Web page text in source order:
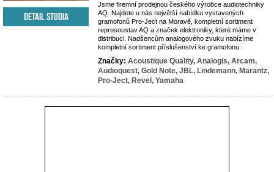
Jsme firemní prodejnou českého výrobce audiotechniky
AQ. Najdete u nás největší nabídku vystavených
gramofonů Pro-Ject na Moravě, kompletní sortiment
reprosoustav AQ a značek elektroniky, které máme v
distribuci. Nadšencům analogového zvuku nabízíme
kompletní sortiment příslušenství ke gramofonu.
Značky: Acoustique Quality, Analogis, Arcam,
Audioquest, Gold Note, JBL, Lindemann, Marantz,
Pro-Ject, Revel, Yamaha
Detail studia